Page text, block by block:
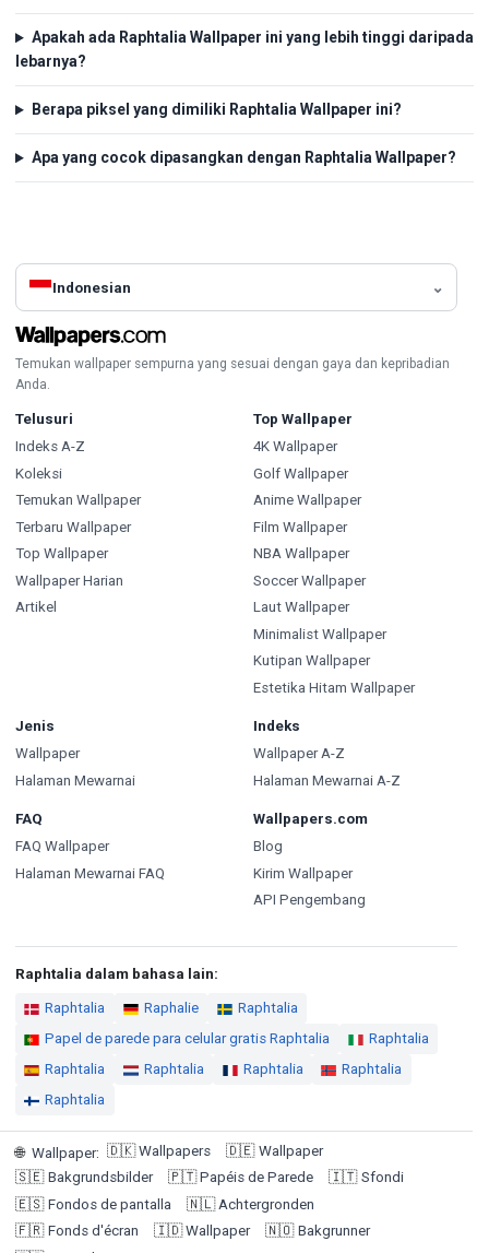
Apakah ada Raphtalia Wallpaper ini yang lebih tinggi daripada
lebarnya?
Berapa piksel yang dimiliki Raphtalia Wallpaper ini?
Apa yang cocok dipasangkan dengan Raphtalia Wallpaper?
Indonesian
Temukan wallpaper sempurna yang sesuai dengan gaya dan kepribadian
Anda.
Telusuri
Indeks A-Z
Koleksi
Temukan Wallpaper
Terbaru Wallpaper
Top Wallpaper
Wallpaper Harian
Artikel
Top Wallpaper
4K Wallpaper
Golf Wallpaper
Anime Wallpaper
Film Wallpaper
NBA Wallpaper
Soccer Wallpaper
Laut Wallpaper
Minimalist Wallpaper
Kutipan Wallpaper
Estetika Hitam Wallpaper
Jenis
Wallpaper
Halaman Mewarnai
Indeks
Wallpaper A-Z
Halaman Mewarnai A-Z
FAQ
FAQ Wallpaper
Halaman Mewarnai FAQ
Wallpapers.com
Blog
Kirim Wallpaper
API Pengembang
Raphtalia dalam bahasa lain:
Raphtalia Raphalie
Raphtalia
Papel de parede para celular gratis Raphtalia
Raphtalia
Raphtalia
Raphtalia Raphtalia
Raphtalia
Raphtalia
🌐 Wallpaper: 🇩🇰 Wallpapers 🇩🇪 Wallpaper
🇸🇪 Bakgrundsbilder 🇵🇹 Papéis de Parede 🇮🇹 Sfondi
🇪🇸 Fondos de pantalla 🇳🇱 Achtergronden
🇫🇷 Fonds d'écran 🇮🇩 Wallpaper 🇳🇴 Bakgrunner